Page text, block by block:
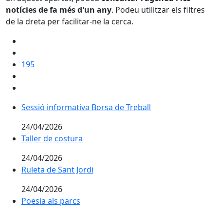
notícies de fa més d'un any. Podeu utilitzar els filtres
de la dreta per facilitar-ne la cerca.
195
Sessió informativa Borsa de Treball
Sessió informativa Borsa de Treball
24/04/2026
Taller de costura
Taller de costura
24/04/2026
Ruleta de Sant Jordi
Ruleta de Sant Jordi
24/04/2026
Poesia als parcs
Poesia als parcs